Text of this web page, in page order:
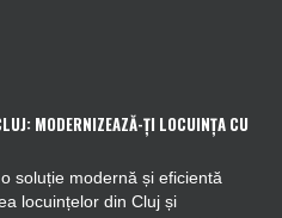
MODERNIZEAZĂ-ȚI LOCUINȚA CU
soluție modernă și eficientă
locuințelor din Cluj și